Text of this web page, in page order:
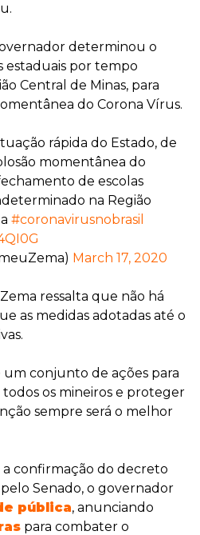
determinou o
estaduais por tempo
Central de Minas, para
do Corona Vírus.
rápida do Estado, de
momentânea do
de escolas
na Região
#coronavirusnobrasil
March 17, 2020
ressalta que não há
as medidas adotadas até o
um conjunto de ações para
os mineiros e proteger
sempre será o melhor
a confirmação do decreto
Senado, o governador
pública, anunciando
para combater o